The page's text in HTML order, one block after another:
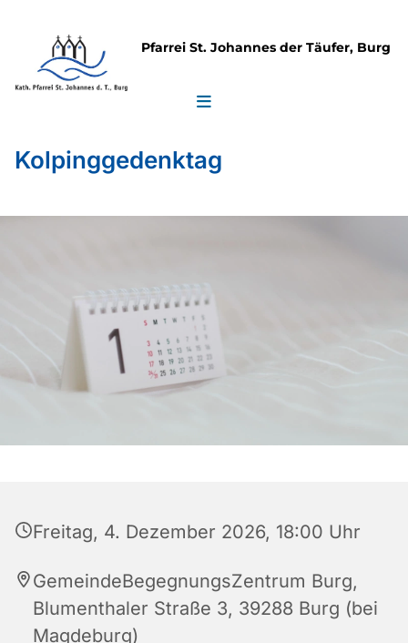
Pfarrei St. Johannes der Täufer, Burg
Kolpinggedenktag
Freitag, 4. Dezember 2026, 18:00 Uhr
GemeindeBegegnungsZentrum Burg,
Blumenthaler Straße 3, 39288 Burg (bei
Magdeburg)